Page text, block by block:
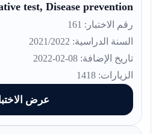
test, Disease prevention
رقم الاختبار: 161
السنة الدراسية: 2021/2022
تاريخ الإضافة: 08-02-2022
الزيارات: 1418
عرض